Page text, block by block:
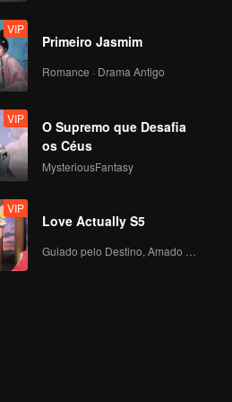
VIP
Primeiro Jasmim
Romance · Drama Antigo
VIP
O Supremo que Desafia
os Céus
MysteriousFantasy
VIP
Love Actually S5